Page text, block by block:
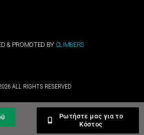
& PROMOTED BY CLIMBERS
ALL RIGHTS RESERVED​
Ρωτήστε μας για το
Κόστος